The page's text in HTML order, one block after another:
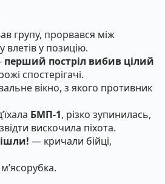
групу, прорвався між
влетів у позицію.
перший постріл вибив цілий
спостерігачі.
вікно, з якого противник
БМП-1, різко зупинилась,
вискочила піхота.
— кричали бійці,